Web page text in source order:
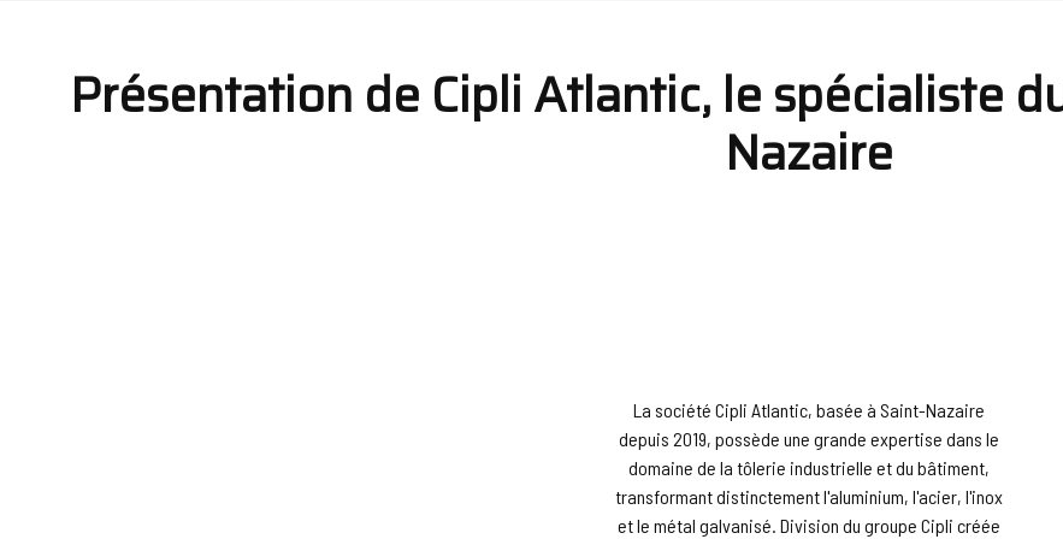
Présentation de Cipli Atlantic, le spécialiste
Nazaire
La société Cipli Atlantic, basée à Saint-Nazaire
depuis 2019, possède une grande expertise dans le
domaine de la tôlerie industrielle et du bâtiment,
transformant distinctement l'aluminium, l'acier, l'inox
et le métal galvanisé. Division du groupe Cipli créée